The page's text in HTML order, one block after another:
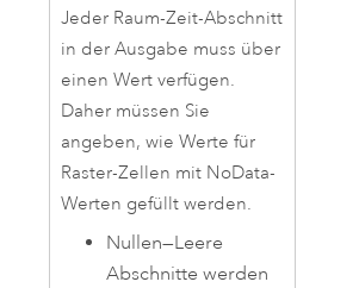
Jeder Raum-Zeit-Abschnitt
in der Ausgabe muss über
einen Wert verfügen.
Daher müssen Sie
angeben, wie Werte für
Raster-Zellen mit NoData-
Werten gefüllt werden.
Nullen—Leere
Abschnitte werden